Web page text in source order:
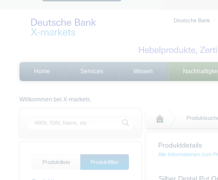
Deutsche Bank
Home Services Wissen
Willkommen bei X-markets.
Produktdetails
Alle Informationen zum
Produktliste Produktfilter